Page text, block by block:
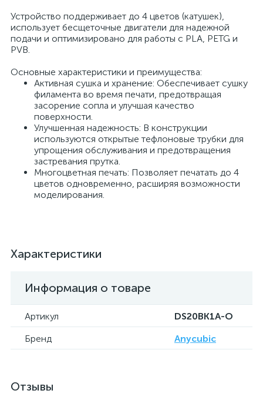
Устройство поддерживает до 4 цветов (катушек),
использует бесщеточные двигатели для надежной
подачи и оптимизировано для работы с PLA, PETG и
PVB.
Основные характеристики и преимущества:
Активная сушка и хранение: Обеспечивает сушку
филамента во время печати, предотвращая
засорение сопла и улучшая качество
поверхности.
Улучшенная надежность: В конструкции
используются открытые тефлоновые трубки для
упрощения обслуживания и предотвращения
застревания прутка.
Многоцветная печать: Позволяет печатать до 4
цветов одновременно, расширяя возможности
моделирования.
Характеристики
Информация о товаре
Артикул
DS20BK1A-O
Бренд
Anycubic
Отзывы